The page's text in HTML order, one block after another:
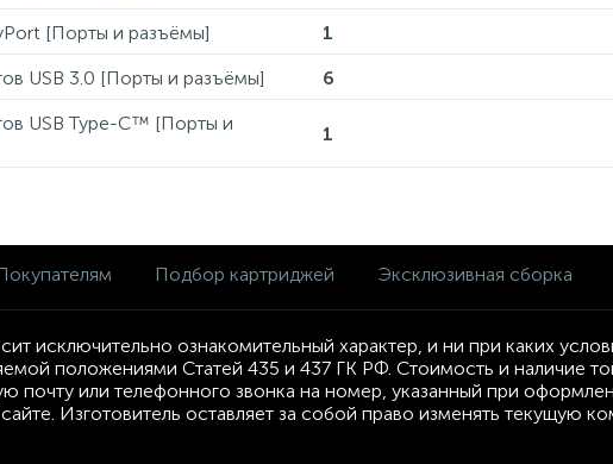
[Порты и разъёмы]
1
USB 3.0 [Порты и разъёмы]
6
USB Type-C™ [Порты и
1
Подбор картриджей Эксклюзивная сборка
исключительно ознакомительный характер, и ни при каких
положениями Статей 435 и 437 ГК РФ. Стоимость и наличие
почту или телефонного звонка на номер, указанный при
сайте. Изготовитель оставляет за собой право изменять текущую